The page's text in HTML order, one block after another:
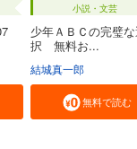
小説・文芸
少年ＡＢＣの完璧
択 無料お...
結城真一郎
無料で読む